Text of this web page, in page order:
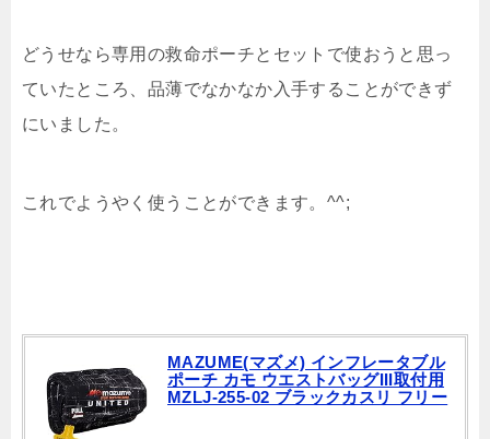
どうせなら専用の救命ポーチとセットで使おうと思っ
ていたところ、品薄でなかなか入手することができず
にいました。
これでようやく使うことができます。^^;
MAZUME(マズメ) インフレータブル
ポーチ カモ ウエストバッグIII取付用
MZLJ-255-02 ブラックカスリ フリー